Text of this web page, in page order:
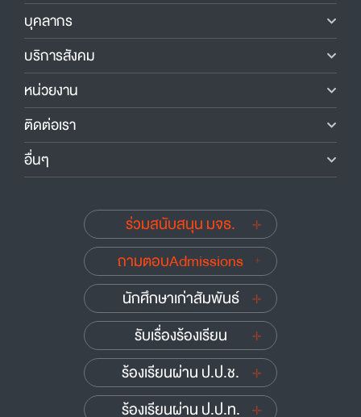
บุคลากร
บริการสังคม
หน่วยงาน
ติดต่อเรา
อื่นๆ
ร่วมสนับสนุน มจธ.
ถามตอบAdmissions
นักศึกษาเก่าสัมพันธ์
รับเรื่องร้องเรียน
ร้องเรียนผ่าน ป.ป.ช.
ร้องเรียนผ่าน ป.ป.ท.